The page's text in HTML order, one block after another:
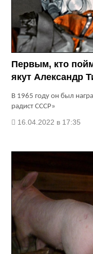
Первым, кто
якут Александр
В 1965 году он был
радист СССР»
16.04.2022 в 17:35